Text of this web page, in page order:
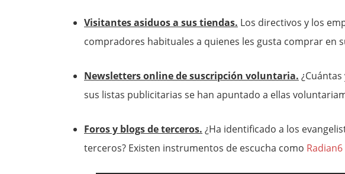
Visitantes asiduos a sus tiendas. Los directivos y los
compradores habituales a quienes les gusta comprar en
Newsletters online de suscripción voluntaria.
sus listas publicitarias se han apuntado a ellas
Foros y blogs de terceros. ¿Ha identificado a los
terceros? Existen instrumentos de escucha como Radian6